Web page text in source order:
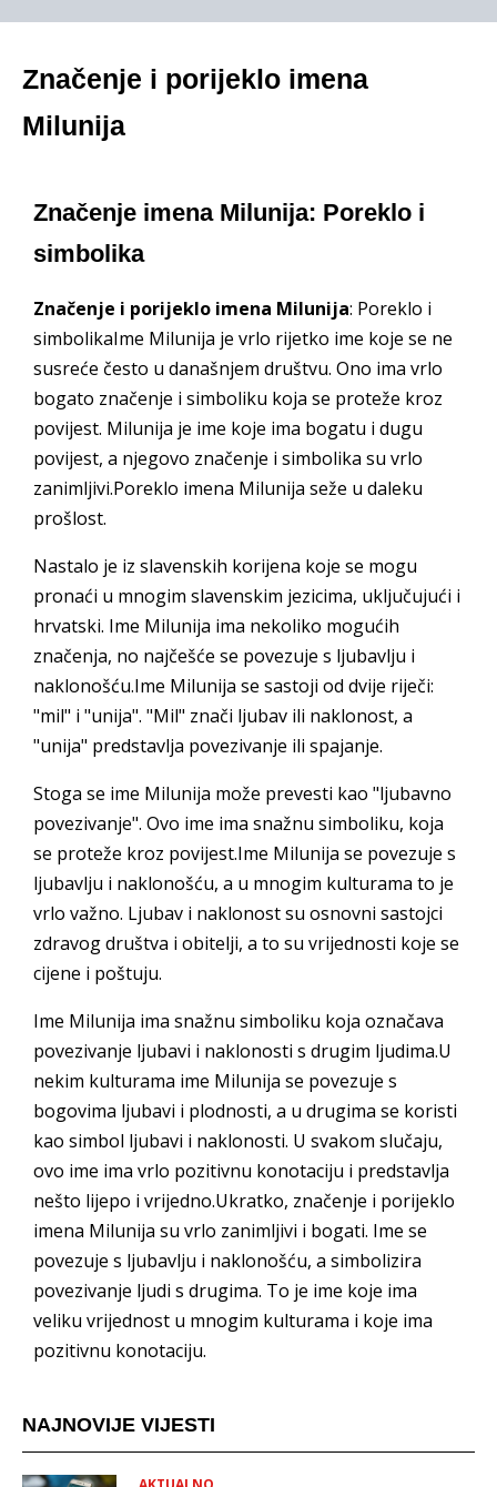
Značenje i porijeklo imena
Milunija
Značenje imena Milunija: Poreklo i
simbolika
Značenje i porijeklo imena Milunija: Poreklo i
simbolikaIme Milunija je vrlo rijetko ime koje se ne
susreće često u današnjem društvu. Ono ima vrlo
bogato značenje i simboliku koja se proteže kroz
povijest. Milunija je ime koje ima bogatu i dugu
povijest, a njegovo značenje i simbolika su vrlo
zanimljivi.Poreklo imena Milunija seže u daleku
prošlost.
Nastalo je iz slavenskih korijena koje se mogu
pronaći u mnogim slavenskim jezicima, uključujući i
hrvatski. Ime Milunija ima nekoliko mogućih
značenja, no najčešće se povezuje s ljubavlju i
naklonošću.Ime Milunija se sastoji od dvije riječi:
"mil" i "unija". "Mil" znači ljubav ili naklonost, a
"unija" predstavlja povezivanje ili spajanje.
Stoga se ime Milunija može prevesti kao "ljubavno
povezivanje". Ovo ime ima snažnu simboliku, koja
se proteže kroz povijest.Ime Milunija se povezuje s
ljubavlju i naklonošću, a u mnogim kulturama to je
vrlo važno. Ljubav i naklonost su osnovni sastojci
zdravog društva i obitelji, a to su vrijednosti koje se
cijene i poštuju.
Ime Milunija ima snažnu simboliku koja označava
povezivanje ljubavi i naklonosti s drugim ljudima.U
nekim kulturama ime Milunija se povezuje s
bogovima ljubavi i plodnosti, a u drugima se koristi
kao simbol ljubavi i naklonosti. U svakom slučaju,
ovo ime ima vrlo pozitivnu konotaciju i predstavlja
nešto lijepo i vrijedno.Ukratko, značenje i porijeklo
imena Milunija su vrlo zanimljivi i bogati. Ime se
povezuje s ljubavlju i naklonošću, a simbolizira
povezivanje ljudi s drugima. To je ime koje ima
veliku vrijednost u mnogim kulturama i koje ima
pozitivnu konotaciju.
NAJNOVIJE VIJESTI